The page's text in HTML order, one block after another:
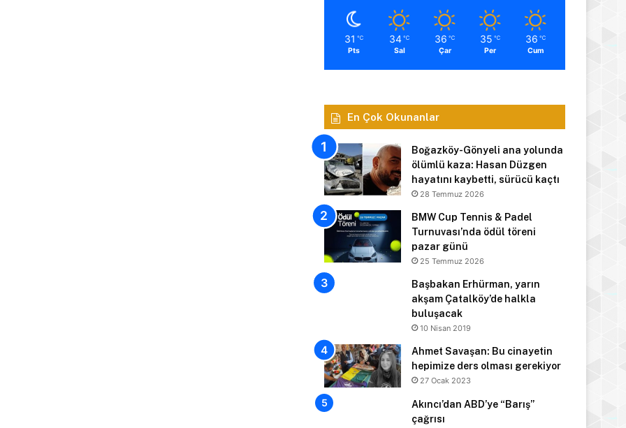
31 ℃
Pts
34 ℃
Sal
36 ℃
Çar
35 ℃
Per
36 ℃
Cum
En Çok Okunanlar
Boğazköy-Gönyeli ana yolunda
ölümlü kaza: Hasan Düzgen
hayatını kaybetti, sürücü kaçtı
28 Temmuz 2026
BMW Cup Tennis & Padel
Turnuvası’nda ödül töreni
pazar günü
25 Temmuz 2026
Başbakan Erhürman, yarın
akşam Çatalköy’de halkla
buluşacak
10 Nisan 2019
Ahmet Savaşan: Bu cinayetin
hepimize ders olması gerekiyor
27 Ocak 2023
Akıncı’dan ABD’ye “Barış”
çağrısı